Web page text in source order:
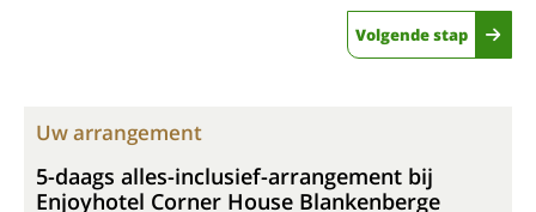
Volgende stap
Uw arrangement
5-daags alles-inclusief-arrangement bij
Enjoyhotel Corner House Blankenberge